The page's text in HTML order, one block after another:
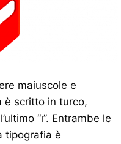
maiuscole e
è scritto in turco,
“ı”. Entrambe le
tipografia è